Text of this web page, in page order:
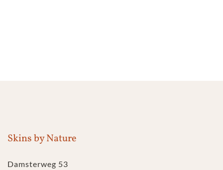
Skins by Nature
Damsterweg 53